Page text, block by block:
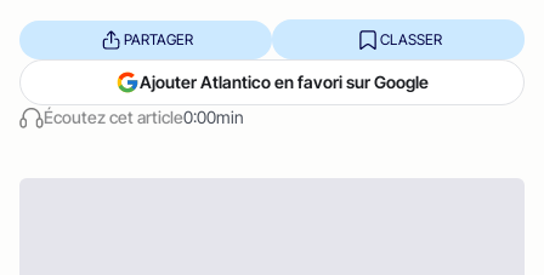
Écoutez cet article0:00min
PARTAGER CLASSER
Ajouter Atlantico en favori sur Google